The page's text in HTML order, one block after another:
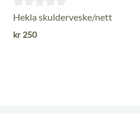
0
ut
Hekla skulderveske/nett
kr 250